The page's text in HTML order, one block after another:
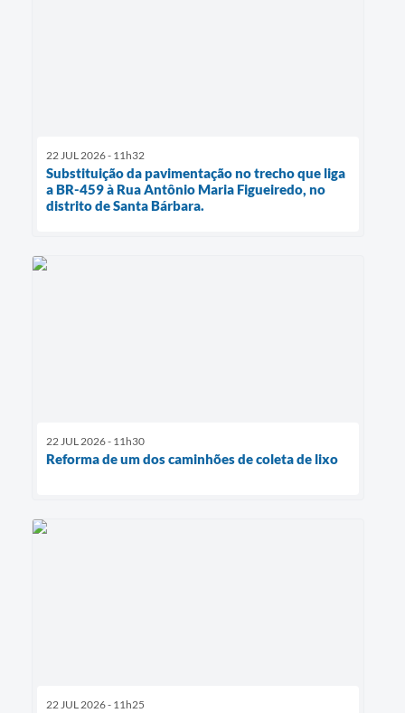
22 JUL 2026 - 11h32
Substituição da pavimentação no trecho que liga
a BR-459 à Rua Antônio Maria Figueiredo, no
distrito de Santa Bárbara.
22 JUL 2026 - 11h30
Reforma de um dos caminhões de coleta de lixo
22 JUL 2026 - 11h25